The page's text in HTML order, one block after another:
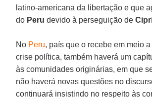
latino-americana da libertação e que
do Peru devido à perseguição de
No Peru, país que o recebe em meio
crise política, também haverá um
às comunidades originárias, em que
não haverá novas questões no
continuará insistindo no respeito às